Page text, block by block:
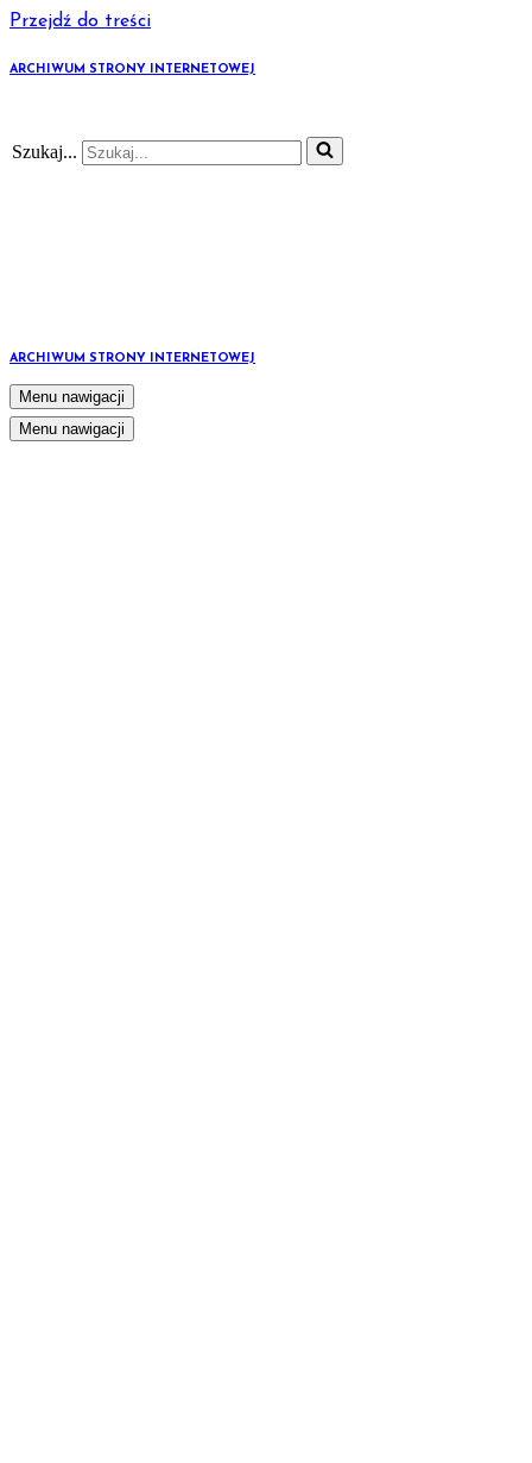
Przejdź do treści
ARCHIWUM STRONY INTERNETOWEJ
Szukaj...
Menu nawigacji
ARCHIWUM STRONY INTERNETOWEJ
Menu nawigacji